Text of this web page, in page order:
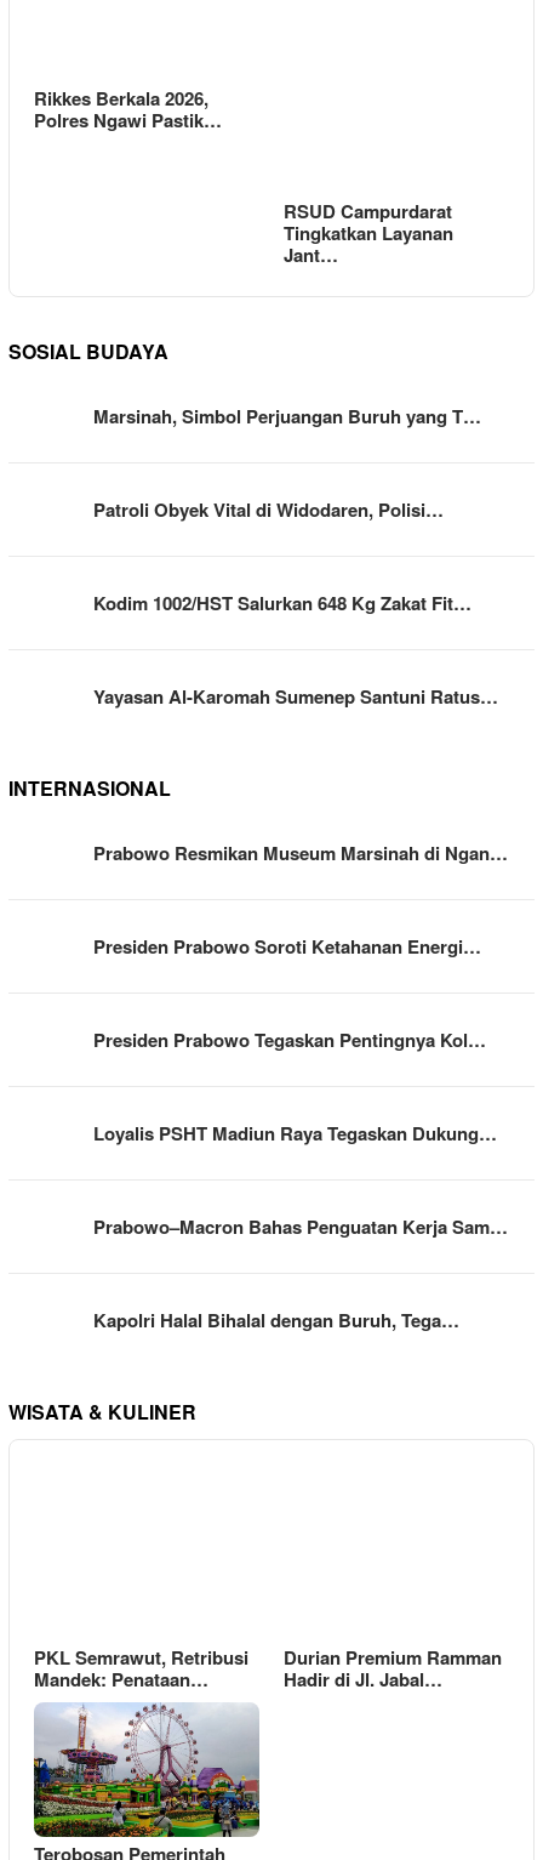
Rikkes Berkala 2026,
Polres Ngawi Pastik…
RSUD Campurdarat
Tingkatkan Layanan
Jant…
SOSIAL BUDAYA
Marsinah, Simbol Perjuangan Buruh yang T…
Patroli Obyek Vital di Widodaren, Polisi…
Kodim 1002/HST Salurkan 648 Kg Zakat Fit…
Yayasan Al-Karomah Sumenep Santuni Ratus…
INTERNASIONAL
Prabowo Resmikan Museum Marsinah di Ngan…
Presiden Prabowo Soroti Ketahanan Energi…
Presiden Prabowo Tegaskan Pentingnya Kol…
Loyalis PSHT Madiun Raya Tegaskan Dukung…
Prabowo–Macron Bahas Penguatan Kerja Sam…
Kapolri Halal Bihalal dengan Buruh, Tega…
WISATA & KULINER
PKL Semrawut, Retribusi
Mandek: Penataan…
Durian Premium Ramman
Hadir di Jl. Jabal…
Terobosan Pemerintah